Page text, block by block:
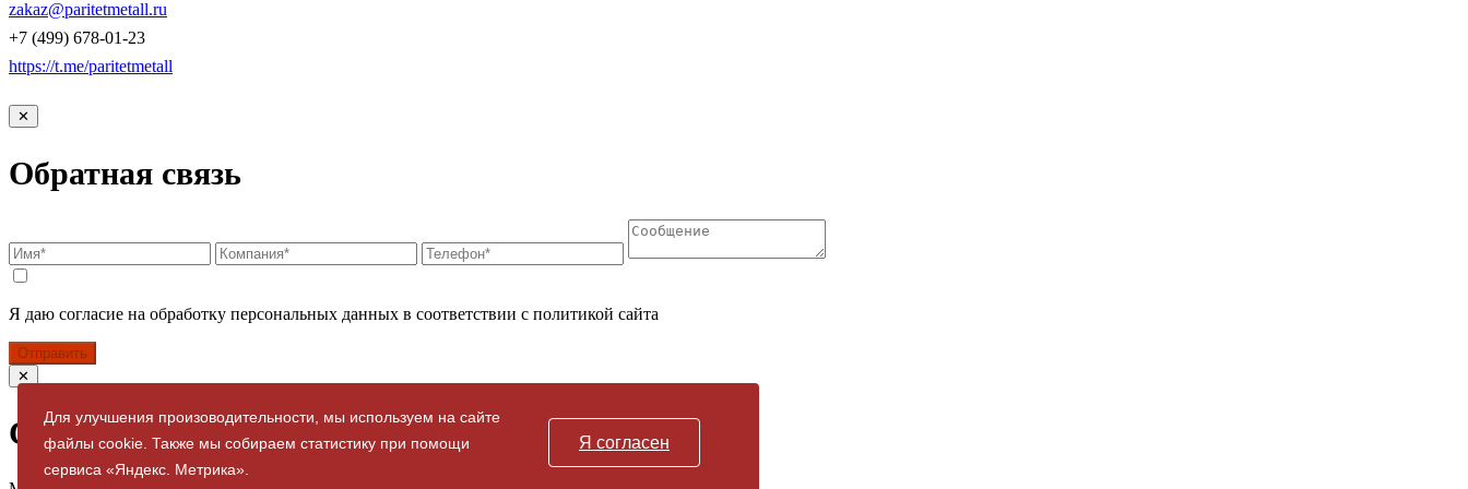
zakaz@paritetmetall.ru
+7 (499) 678-01-23
https://t.me/paritetmetall
Для улучшения произоводительности, мы используем на сайте
файлы cookie. Также мы собираем статистику при помощи
сервиса «Яндекс. Метрика».
Я согласен
✕
Обратная связь
Я даю согласие на обработку персональных данных в соответствии с политикой сайта
Отправить
✕
Спасибо за заявку